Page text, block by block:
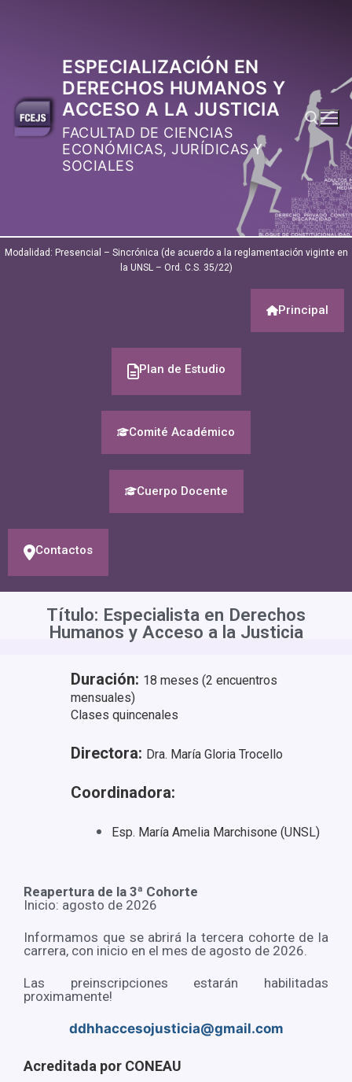
ESPECIALIZACIÓN EN
DERECHOS HUMANOS Y
ACCESO A LA JUSTICIA
FACULTAD DE CIENCIAS
ECONÓMICAS, JURÍDICAS Y
SOCIALES
Modalidad: Presencial – Sincrónica (de acuerdo a la reglamentación viginte en
la UNSL – Ord. C.S. 35/22)
Principal
Plan de Estudio
Comité Académico
Cuerpo Docente
Contactos
Título: Especialista en Derechos
Humanos y Acceso a la Justicia​​
Reapertura de la 3ª Cohorte
Inicio: agosto de 2026
Informamos que se abrirá la tercera cohorte de la
carrera, con inicio en el mes de agosto de 2026.
Las preinscripciones estarán habilitadas
proximamente!
ddhhaccesojusticia@gmail.com
Acreditada por CONEAU
Duración: 18 meses (2 encuentros
mensuales)
Clases quincenales
Directora: Dra. María Gloria Trocello
Coordinadora:
Esp. María Amelia Marchisone (UNSL)